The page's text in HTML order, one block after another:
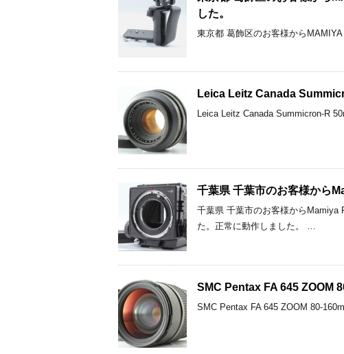
した。
東京都 葛飾区のお客様から
Leica Leitz Canada
Leica Leitz Canada Summicron-R
千葉県 千葉市のお客様から
千葉県 千葉市のお客様からMamiya
た。正常に動作しました。 …
SMC Pentax FA 645 ZOOM
SMC Pentax FA 645 ZOOM 80-